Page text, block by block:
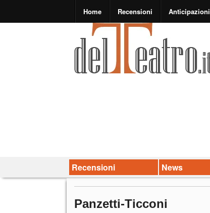
Home Recensioni Anticipazioni
Recensioni News
Panzetti-Ticconi